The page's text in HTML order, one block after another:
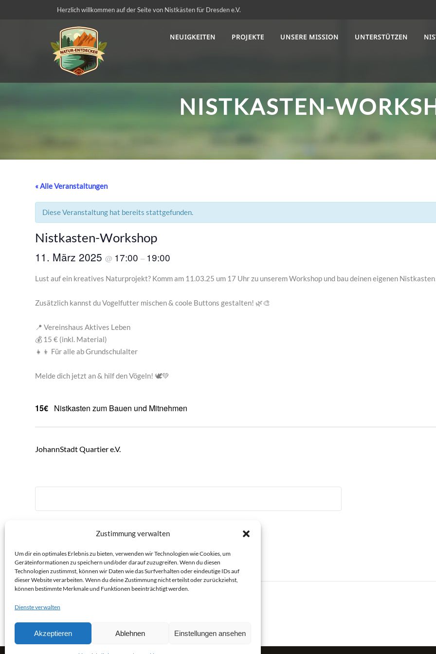
Zustimmung verwalten
Um dir ein optimales Erlebnis zu bieten, verwenden wir Technologien wie Cookies, um
Geräteinformationen zu speichern und/oder darauf zuzugreifen. Wenn du diesen
Technologien zustimmst, können wir Daten wie das Surfverhalten oder eindeutige IDs auf
dieser Website verarbeiten. Wenn du deine Zustimmung nicht erteilst oder zurückziehst,
können bestimmte Merkmale und Funktionen beeinträchtigt werden.
Dienste verwalten
Akzeptieren Ablehnen Einstellungen ansehen
Herzlich willkommen auf der Seite von Nistkästen für Dresden e.V.
NEUIGKEITEN PROJEKTE UNSERE MISSION UNTERSTÜTZEN
NISTKASTEN-
« Alle Veranstaltungen
Diese Veranstaltung hat bereits stattgefunden.
Nistkasten-Workshop
11. März 2025 @ 17:00 – 19:00
Lust auf ein kreatives Naturprojekt? Komm am 11.03.25 um 17 Uhr zu unserem Workshop und bau deinen eigenen
Zusätzlich kannst du Vogelfutter mischen & coole Buttons gestalten! 🌿🎨
📍 Vereinshaus Aktives Leben
💰 15 € (inkl. Material)
👧👦 Für alle ab Grundschulalter
Melde dich jetzt an & hilf den Vögeln! 🕊️💚
15€ Nistkasten zum Bauen und Mitnehmen
JohannStadt Quartier e.V.
Veranstaltung-
Navigation